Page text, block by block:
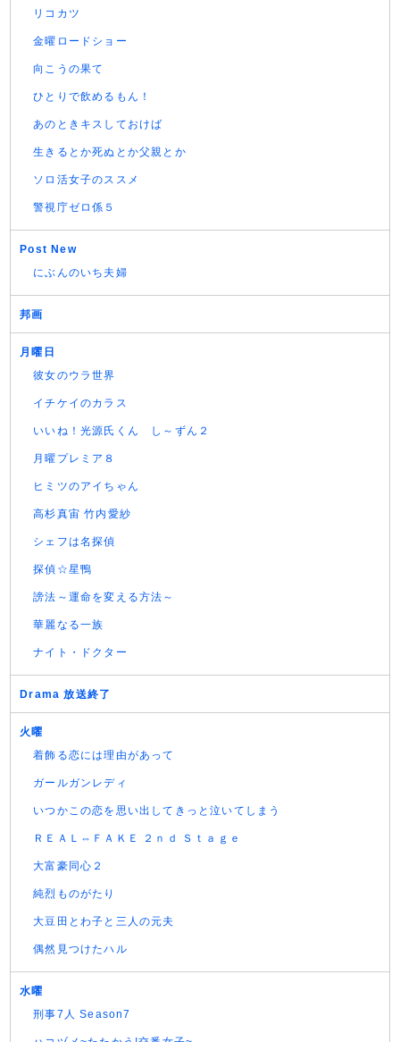
リコカツ
金曜ロードショー
向こうの果て
ひとりで飲めるもん！
あのときキスしておけば
生きるとか死ぬとか父親とか
ソロ活女子のススメ
警視庁ゼロ係５
Post New
にぶんのいち夫婦
邦画
月曜日
彼女のウラ世界
イチケイのカラス
いいね！光源氏くん し～ずん２
月曜プレミア８
ヒミツのアイちゃん
高杉真宙 竹内愛紗
シェフは名探偵
探偵☆星鴨
謗法～運命を変える方法～
華麗なる一族
ナイト・ドクター
Drama 放送終了
火曜
着飾る恋には理由があって
ガールガンレディ
いつかこの恋を思い出してきっと泣いてしまう
ＲＥＡＬ⇔ＦＡＫＥ ２ｎｄ Ｓｔａｇｅ
大富豪同心２
純烈ものがたり
大豆田とわ子と三人の元夫
偶然見つけたハル
水曜
刑事7人 Season7